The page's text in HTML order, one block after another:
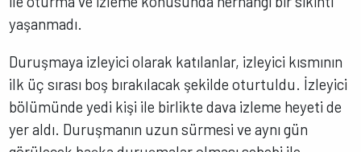
yaşanmadı.
Duruşmaya izleyici olarak katılanlar, izleyici kısmının
ilk üç sırası boş bırakılacak şekilde oturtuldu. İzleyici
bölümünde yedi kişi ile birlikte dava izleme heyeti de
yer aldı. Duruşmanın uzun sürmesi ve aynı gün